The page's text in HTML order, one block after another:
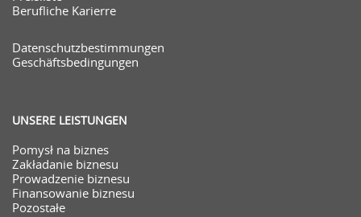
Berufliche Karierre
Datenschutzbestimmungen
Geschäftsbedingungen
UNSERE LEISTUNGEN
Pomysł na biznes
Zakładanie biznesu
Prowadzenie biznesu
Finansowanie biznesu
Pozostałe